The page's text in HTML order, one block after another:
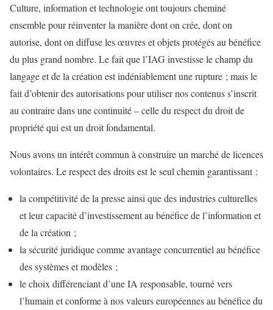
Culture, information et technologie ont toujours cheminé
ensemble pour réinventer la manière dont on crée, dont on
autorise, dont on diffuse les œuvres et objets protégés au bénéfice
du plus grand nombre. Le fait que l’IAG investisse le champ du
langage et de la création est indéniablement une rupture ; mais le
fait d’obtenir des autorisations pour utiliser nos contenus s’inscrit
au contraire dans une continuité – celle du respect du droit de
propriété qui est un droit fondamental.
Nous avons un intérêt commun à construire un marché de licences
volontaires. Le respect des droits est le seul chemin garantissant :
la compétitivité de la presse ainsi que des industries culturelles
et leur capacité d’investissement au bénéfice de l’information et
de la création ;
la sécurité juridique comme avantage concurrentiel au bénéfice
des systèmes et modèles ;
le choix différenciant d’une IA responsable, tourné vers
l’humain et conforme à nos valeurs européennes au bénéfice du